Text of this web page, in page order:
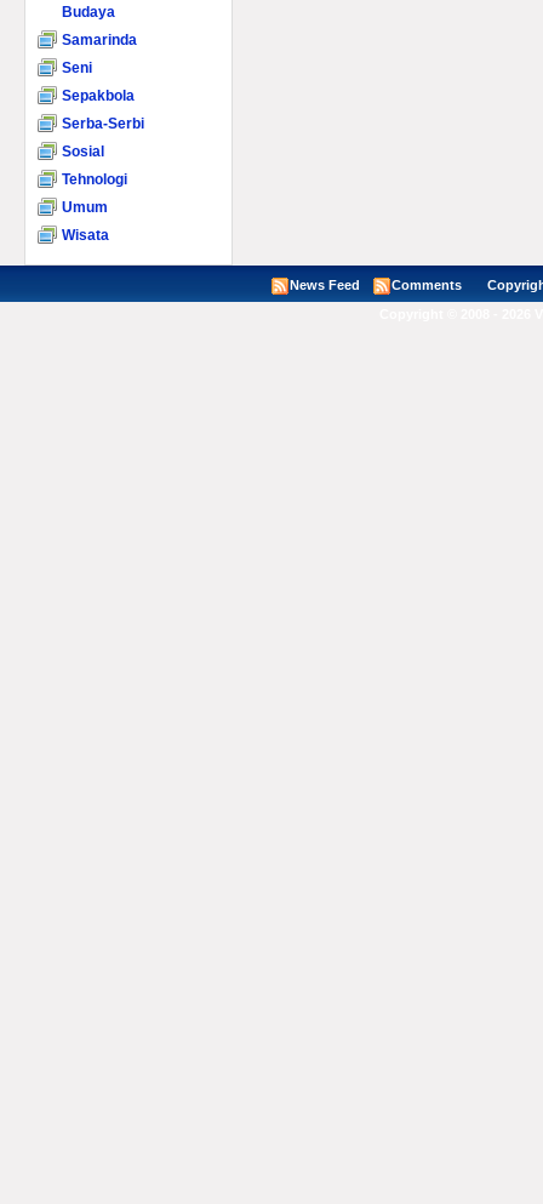
Budaya
Samarinda
Seni
Sepakbola
Serba-Serbi
Sosial
Tehnologi
Umum
Wisata
News Feed Comments Copyright